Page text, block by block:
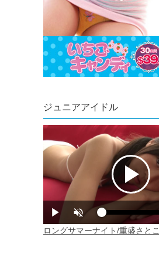
ジュニアアイドル